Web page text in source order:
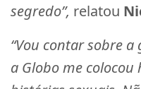
segredo”, relatou
“Vou contar sobre
a Globo me colocou